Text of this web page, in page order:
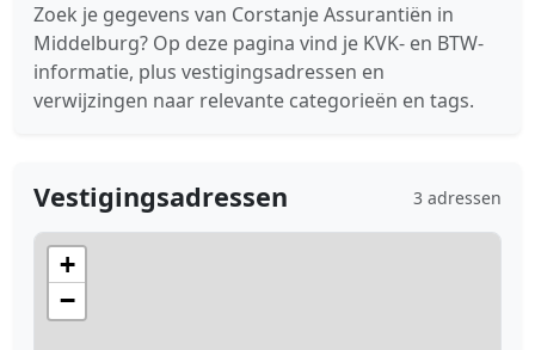
Zoek je gegevens van Corstanje Assurantiën in
Middelburg? Op deze pagina vind je KVK- en BTW-
informatie, plus vestigingsadressen en
verwijzingen naar relevante categorieën en tags.
Vestigingsadressen 3 adressen
+
−